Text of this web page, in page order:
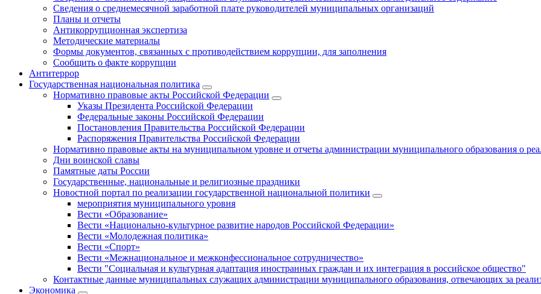
Сведения о среднемесячной заработной плате руководителей муниципальных организаций
Планы и отчеты
Антикоррупционная экспертиза
Методические материалы
Формы документов, связанных с противодействием коррупции, для заполнения
Сообщить о факте коррупции
Антитеррор
Государственная национальная политика
Нормативно правовые акты Российской Федерации
Указы Президента Российской Федерации
Федеральные законы Российской Федерации
Постановления Правительства Российской Федерации
Распоряжения Правительства Российской Федерации
Нормативно правовые акты на муниципальном уровне и отчеты администрации муниципального образования о
Дни воинской славы
Памятные даты России
Государственные, национальные и религиозные праздники
Новостной портал по реализации государственной национальной политики
мероприятия муниципального уровня
Вести «Образование»
Вести «Национально-культурное развитие народов Российской Федерации»
Вести «Молодежная политика»
Вести «Спорт»
Вести «Межнациональное и межконфессиональное сотрудничество»
Вести "Социальная и культурная адаптация иностранных граждан и их интеграция в российское общество"
Контактные данные муниципальных служащих администрации муниципального образования, отвечающих за
Экономика